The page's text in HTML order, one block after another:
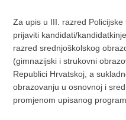
Za upis u III. razred Policijske
prijaviti kandidati/
razred srednjoškolskog
(gimnazijski i strukovni
Republici Hrvatskoj, a
obrazovanju u osnovnoj i
promjenom upisanog